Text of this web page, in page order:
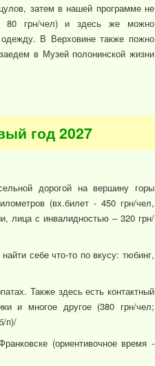
затем в нашей программе не
80 грн/чел) и здесь же можно
В Верховине также пожно
в Музей полонинской жизни
год 2027
дорогой на вершину горы
(вх.билет - 450 грн/чел,
лица с инвалидностью – 320 грн/
себе что-то по вкусу: тюбинг,
Также здесь есть контактный
и многое другое (380 грн/чел;
п)/
(ориентивочное время -